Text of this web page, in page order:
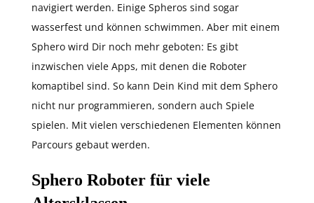
navigiert werden. Einige Spheros sind sogar
wasserfest und können schwimmen. Aber mit einem
Sphero wird Dir noch mehr geboten: Es gibt
inzwischen viele Apps, mit denen die Roboter
komaptibel sind. So kann Dein Kind mit dem Sphero
nicht nur programmieren, sondern auch Spiele
spielen. Mit vielen verschiedenen Elementen können
Parcours gebaut werden.
Sphero Roboter für viele